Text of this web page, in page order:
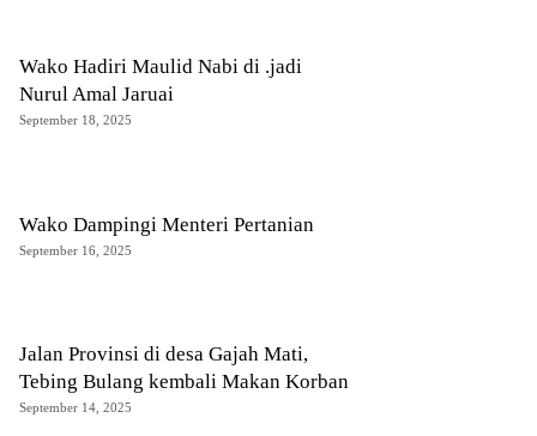
Wako Hadiri Maulid Nabi di .jadi
Nurul Amal Jaruai
September 18, 2025
Wako Dampingi Menteri Pertanian
September 16, 2025
Jalan Provinsi di desa Gajah Mati,
Tebing Bulang kembali Makan Korban
September 14, 2025